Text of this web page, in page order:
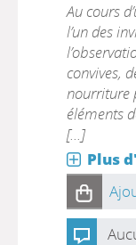
Au cours
l’un des
convives,
nourriture
éléments
[...]
Plus